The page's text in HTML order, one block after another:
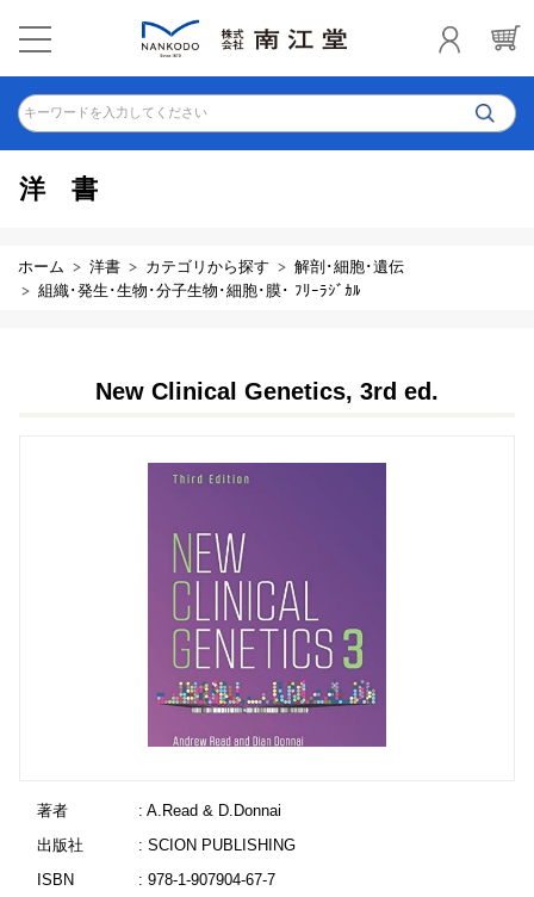
キーワードを入力してください
洋書
ホーム 洋書 カテゴリから探す
解剖･細胞･遺伝
組織･発生･生物･分子生物･細胞･膜･ ﾌﾘｰﾗｼﾞｶﾙ
New Clinical Genetics, 3rd ed.
著者
: A.Read & D.Donnai
出版社
: SCION PUBLISHING
ISBN
: 978-1-907904-67-7